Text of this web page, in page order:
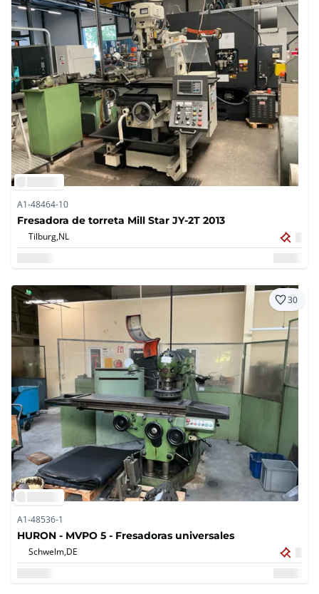
A1-48464-10
Fresadora de torreta Mill Star JY-2T 2013
Tilburg,NL
30
A1-48536-1
HURON - MVPO 5 - Fresadoras universales
Schwelm,DE